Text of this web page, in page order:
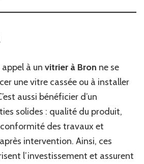
à un vitrier à Bron ne se
une vitre cassée ou à installer
aussi bénéficier d’un
solides : qualité du produit,
des travaux et
intervention. Ainsi, ces
l’investissement et assurent